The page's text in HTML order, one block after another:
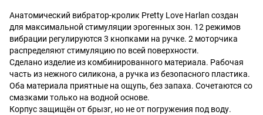
Анатомический вибратор-кролик Pretty Love Harlan создан
для максимальной стимуляции эрогенных зон. 12 режимов
вибрации регулируются 3 кнопками на ручке. 2 моторчика
распределяют стимуляцию по всей поверхности.
Сделано изделие из комбинированного материала. Рабочая
часть из нежного силикона, а ручка из безопасного пластика.
Оба материала приятные на ощупь, без запаха. Сочетаются со
смазками только на водной основе.
Корпус защищён от брызг, но не от погружения под воду.